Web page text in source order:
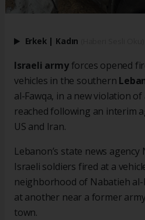
Erkek | Kadın
Israeli armyforces opened
vehicles in the southern
al-Fawqa, in a new violation
reached following an interim
US and Iran.
Lebanon’s state news
Israeli soldiers fired at a
neighborhood of Nabatieh al-
at another near a former
town.